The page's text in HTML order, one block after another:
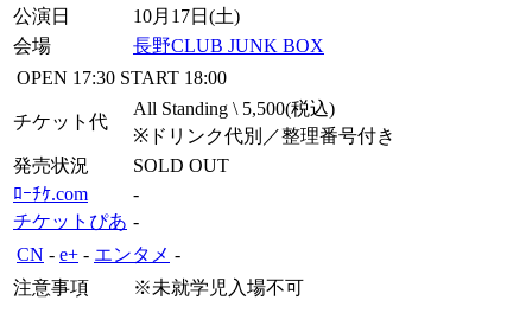
公演日
10月17日(土)
会場
長野CLUB JUNK BOX
OPEN 17:30 START 18:00
チケット代
All Standing \ 5,500(税込)
※ドリンク代別／整理番号付き
発売状況
SOLD OUT
ﾛｰﾁｹ.com
-
チケットぴあ -
CN - e+ - エンタメ -
注意事項
※未就学児入場不可